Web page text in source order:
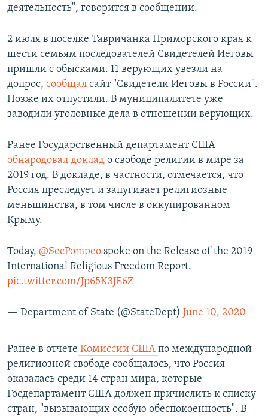
деятельность", говорится в сообщении.
2 июля в поселке Тавричанка Приморского края к
шести семьям последователей Свидетелей Иеговы
пришли с обысками. 11 верующих увезли на
допрос, сообщал сайт "Свидетели Иеговы в России".
Позже их отпустили. В муниципалитете уже
заводили уголовные дела в отношении верующих.
Ранее Государственный департамент США
обнародовал доклад о свободе религии в мире за
2019 год. В докладе, в частности, отмечается, что
Россия преследует и запугивает религиозные
меньшинства, в том числе в оккупированном
Крыму.
Today, @SecPompeo spoke on the Release of the 2019
International Religious Freedom Report.
pic.twitter.com/Jp65K3JE6Z
— Department of State (@StateDept) June 10, 2020
Ранее ​в отчете Комиссии США по международной
религиозной свободе сообщалось, что Россия
оказалась среди 14 стран мира, которые
Госдепартамент США должен причислить к списку
стран, "вызывающих особую обеспокоенность". В